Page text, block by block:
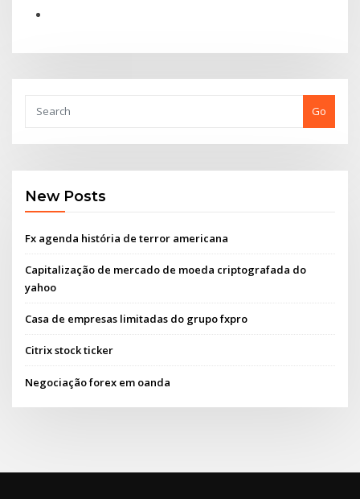
Go
New Posts
Fx agenda história de terror americana
Capitalização de mercado de moeda criptografada do
yahoo
Casa de empresas limitadas do grupo fxpro
Citrix stock ticker
Negociação forex em oanda